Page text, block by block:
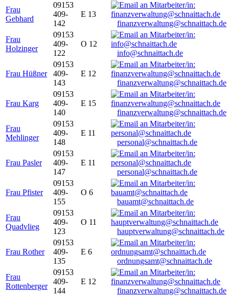
Frau
Gebhard
09153
409-
142
E 13
finanzverwaltung@schnaittach.de
Frau
Holzinger
09153
409-
122
O 12
info@schnaittach.de
Frau Hüßner
09153
409-
143
E 12
finanzverwaltung@schnaittach.de
Frau Karg
09153
409-
140
E 15
finanzverwaltung@schnaittach.de
Frau
Mehlinger
09153
409-
148
E 11
personal@schnaittach.de
Frau Pasler
09153
409-
147
E 11
personal@schnaittach.de
Frau Pfister
09153
409-
155
O 6
bauamt@schnaittach.de
Frau
Quadvlieg
09153
409-
123
O 11
hauptverwaltung@schnaittach.de
Frau Rother
09153
409-
135
E 6
ordnungsamt@schnaittach.de
Frau
Rottenberger
09153
409-
144
E 12
finanzverwaltung@schnaittach.de